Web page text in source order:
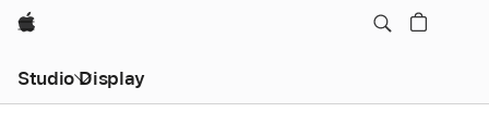
Apple
Studio Display